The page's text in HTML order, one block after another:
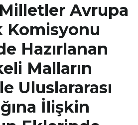
Avrupa
Komisyonu
Hazırlanan
Malların
Uluslararası
İlişkin